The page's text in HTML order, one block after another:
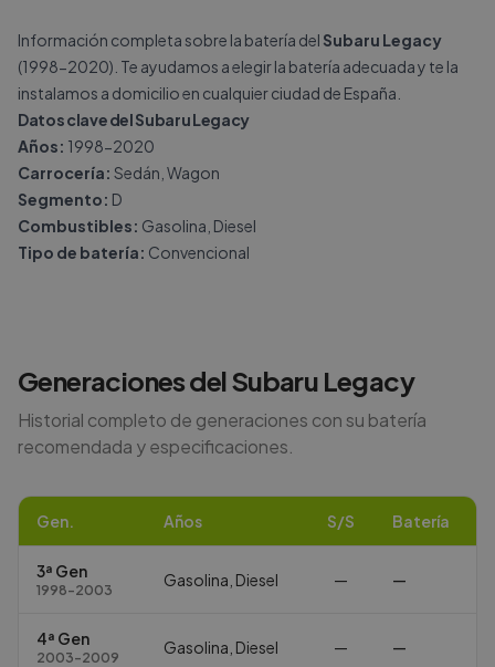
Información completa sobre la batería del Subaru Legacy
(1998-2020). Te ayudamos a elegir la batería adecuada y te la
instalamos a domicilio en cualquier ciudad de España.
Datos clave del Subaru Legacy
Años: 1998-2020
Carrocería: Sedán, Wagon
Segmento: D
Combustibles: Gasolina, Diesel
Tipo de batería: Convencional
Generaciones delSubaru Legacy
Historial completo de generaciones con su batería
recomendada y especificaciones.
Gen. Años S/S Batería
3ª Gen
1998-2003
Gasolina, Diesel — —
4ª Gen
2003-2009
Gasolina, Diesel — —